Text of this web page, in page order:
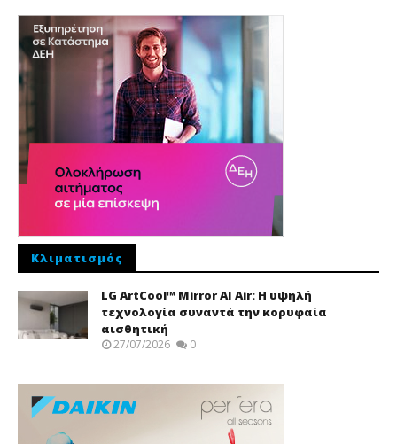
Κλιματισμός
LG ArtCool™ Mirror AI Air: Η υψηλή
τεχνολογία συναντά την κορυφαία
αισθητική
27/07/2026 0